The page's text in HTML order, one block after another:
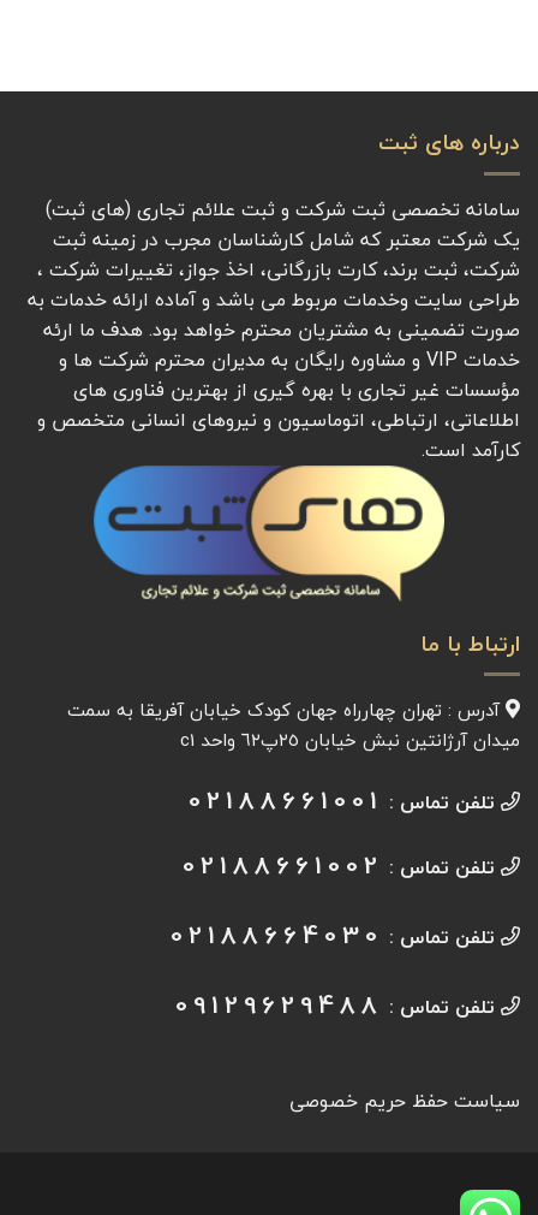
درباره های ثبت
سامانه تخصصی ثبت شرکت و ثبت علائم تجاری (های ثبت)
یک شرکت معتبر که شامل کارشناسان مجرب در زمینه ثبت
شرکت، ثبت برند، کارت بازرگانی، اخذ جواز، تغییرات شرکت ،
طراحی سایت وخدمات مربوط می باشد و آماده ارائه خدمات به
صورت تضمینی به مشتریان محترم خواهد بود. هدف ما ارئه
خدمات VIP و مشاوره رایگان به مدیران محترم شرکت ها و
مؤسسات غیر تجاری با بهره گیری از بهترین فناوری های
اطلاعاتی، ارتباطی، اتوماسیون و نیروهای انسانی متخصص و
کارآمد است.
ارتباط با ما
آدرس : تهران چهارراه جهان کودک خیابان آفريقا به سمت
میدان آرژانتين نبش خیابان ٢٥پ٦٢ واحد c1
تلفن تماس : 02188661001
تلفن تماس : 02188661002
تلفن تماس : 02188664030
تلفن تماس : 09129629488
سیاست حفظ حریم خصوصی